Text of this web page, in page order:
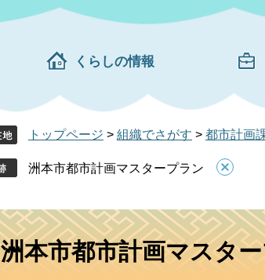
くらしの情報
トップページ > 組織でさがす > 都市計画
洲本市都市計画マスタープラン
洲本市都市計画マスタ